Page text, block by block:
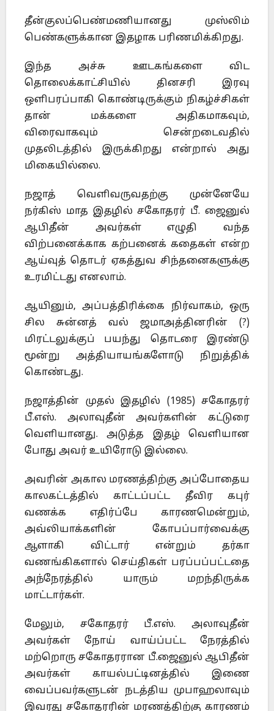
தீன்குலப்பெண்மணியானது முஸ்லிம்
பெண்களுக்கான இதழாக பரிணமிக்கிறது.
இந்த அச்சு ஊடகங்களை விட
தொலைக்காட்சியில் தினசரி இரவு
ஒளிபரப்பாகி கொண்டிருக்கும் நிகழ்ச்சிகள்
தான் மக்களை அதிகமாகவும்,
விரைவாகவும் சென்றடைவதில்
முதலிடத்தில் இருக்கிறது என்றால் அது
மிகையில்லை.
நஜாத் வெளிவருவதற்கு முன்னேயே
நர்கிஸ் மாத இதழில் சகோதரர் பீ. ஜைனுல்
ஆபிதீன் அவர்கள் எழுதி வந்த
விற்பனைக்காக கற்பனைக் கதைகள் என்ற
ஆய்வுத் தொடர் ஏகத்துவ சிந்தனைகளுக்கு
உரமிட்டது எனலாம்.
ஆயினும், அப்பத்திரிக்கை நிர்வாகம், ஒரு
சில சுன்னத் வல் ஜமாஅத்தினரின் (?)
மிரட்டலுக்குப் பயந்து தொடரை இரண்டு
மூன்று அத்தியாயங்களோடு நிறுத்திக்
கொண்டது.
நஜாத்தின் முதல் இதழில் (1985) சகோதரர்
பீ.எஸ். அலாவுதீன் அவர்களின் கட்டுரை
வெளியானது. அடுத்த இதழ் வெளியான
போது அவர் உயிரோடு இல்லை.
அவரின் அகால மரணத்திற்கு அப்போதைய
காலகட்டத்தில் காட்டப்பட்ட தீவிர கபுர்
வணக்க எதிர்ப்பே காரணமென்றும்,
அவ்லியாக்களின் கோபப்பார்வைக்கு
ஆளாகி விட்டார் என்றும் தர்கா
வணங்கிகளால் செய்திகள் பரப்பப்பட்டதை
அந்நேரத்தில் யாரும் மறந்திருக்க
மாட்டார்கள்.
மேலும், சகோதரர் பீ.எஸ். அலாவுதீன்
அவர்கள் நோய் வாய்ப்பட்ட நேரத்தில்
மற்றொரு சகோதரரான பீ.ஜைனுல் ஆபிதீன்
அவர்கள் காயல்பட்டினத்தில் இணை
வைப்பவர்களுடன் நடத்திய முபாஹலாவும்
இவரது சகோதரரின் மரணத்திற்கு காரணம்